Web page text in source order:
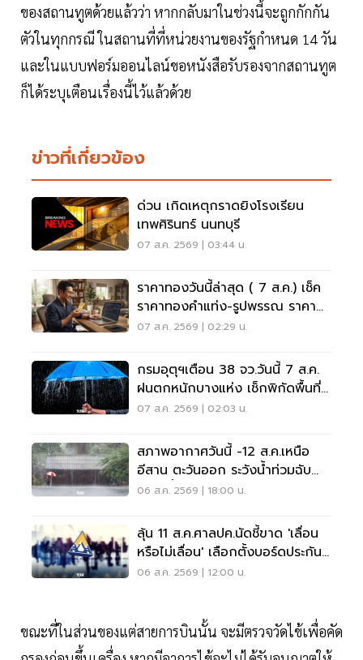
ของสถานทูตด้วยแล้วว่า หากกลับมาในช่วงนี้จะถูกกักกัน
ตัวในทุกกรณี ในสถานที่ที่หน่วยงานของรัฐกำหนด 14 วัน
และในแบบฟอร์มออนไลน์ขอหนังสือรับรองจากสถานทูต
ก็ได้ระบุเตือนเรื่องนี้ไว้แล้วด้วย
ข่าวที่เกี่ยวข้อง
ด่วน เกิดเหตุกราดยิงโรงเรียน
เทพศิรินทร์ นนทบุรี
07 ส.ค. 2569 | 03:44 น.
ราคาทองวันนี้ล่าสุด ( 7 ส.ค.) เช็ค
ราคาทองคำแท่ง-รูปพรรณ ราคา
ขาย - รับซื้อ กี่บาท
07 ส.ค. 2569 | 02:29 น.
กรมอุตุฯเตือน 38 จว.วันนี้ 7 ส.ค.
ฝนตกหนักบางแห่ง เช็กพิกัดพื้นที่
เสี่ยงด่วน
07 ส.ค. 2569 | 02:03 น.
สภาพอากาศวันนี้ -12 ส.ค.เหนือ
อีสาน ตะวันออก ระวังน้ำท่วมฉับ
พลัน น้ำป่าไหลหลาก
06 ส.ค. 2569 | 18:00 น.
ลุ้น 11 ส.ค.ศาลปค.นัดชี้ขาด 'เลื่อน
หรือไม่เลื่อน' เลือกตั้งบอร์ดประกัน
สังคม
06 ส.ค. 2569 | 12:00 น.
ขณะที่ในส่วนของแต่สายการบินนั้น จะมีตรวจวัดไข้เพื่อคัด